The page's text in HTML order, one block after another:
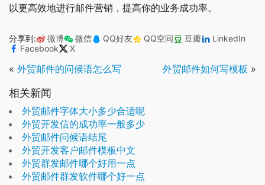
以更高效地进行邮件营销，提高你的业务成功率。
分享到: 微博 微信 QQ好友 QQ空间 豆瓣
LinkedIn
Facebook
X
« 外贸邮件的问候语怎么写 外贸邮件如何写模板 »
相关新闻
外贸邮件字体大小多少合适呢
外贸开发信的成功率一般多少
外贸邮件问候语结尾
外贸开发客户邮件模板中文
外贸群发邮件哪个好用一点
外贸邮件群发软件哪个好一点